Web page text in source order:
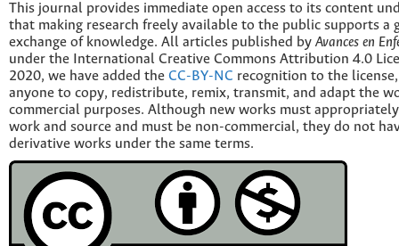
This journal provides immediate open access to its content
that making research freely available to the public supports a
exchange of knowledge. All articles published by Avances en
under the International Creative Commons Attribution 4.0
2020, we have added the CC-BY-NC recognition to the
anyone to copy, redistribute, remix, transmit, and adapt the
commercial purposes. Although new works must
work and source and must be non-commercial, they do not
derivative works under the same terms.